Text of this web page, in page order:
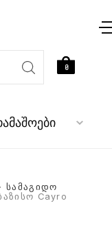
0
სამაგიდო
Cayro